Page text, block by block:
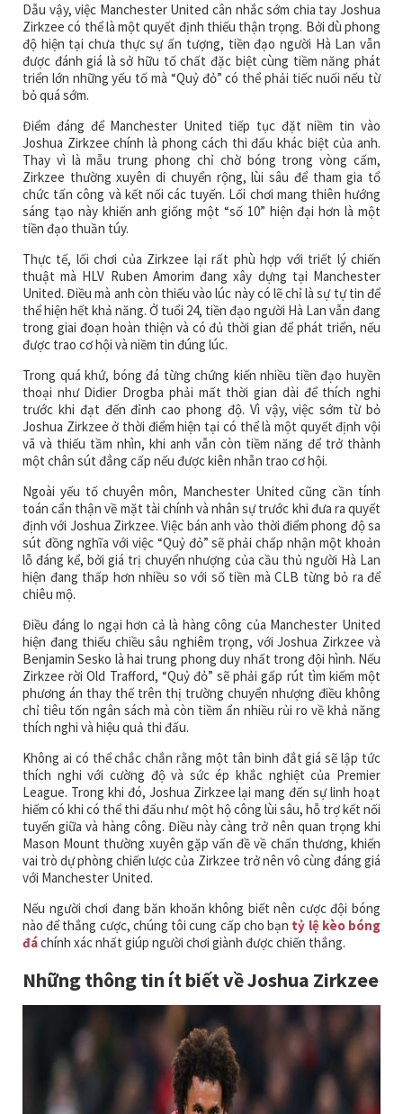
Dẫu vậy, việc Manchester United cân nhắc sớm chia tay Joshua
Zirkzee có thể là một quyết định thiếu thận trọng. Bởi dù phong
độ hiện tại chưa thực sự ấn tượng, tiền đạo người Hà Lan vẫn
được đánh giá là sở hữu tố chất đặc biệt cùng tiềm năng phát
triển lớn những yếu tố mà “Quỷ đỏ” có thể phải tiếc nuối nếu từ
bỏ quá sớm.
Điểm đáng để Manchester United tiếp tục đặt niềm tin vào
Joshua Zirkzee chính là phong cách thi đấu khác biệt của anh.
Thay vì là mẫu trung phong chỉ chờ bóng trong vòng cấm,
Zirkzee thường xuyên di chuyển rộng, lùi sâu để tham gia tổ
chức tấn công và kết nối các tuyến. Lối chơi mang thiên hướng
sáng tạo này khiến anh giống một “số 10” hiện đại hơn là một
tiền đạo thuần túy.
Thực tế, lối chơi của Zirkzee lại rất phù hợp với triết lý chiến
thuật mà HLV Ruben Amorim đang xây dựng tại Manchester
United. Điều mà anh còn thiếu vào lúc này có lẽ chỉ là sự tự tin để
thể hiện hết khả năng. Ở tuổi 24, tiền đạo người Hà Lan vẫn đang
trong giai đoạn hoàn thiện và có đủ thời gian để phát triển, nếu
được trao cơ hội và niềm tin đúng lúc.
Trong quá khứ, bóng đá từng chứng kiến nhiều tiền đạo huyền
thoại như Didier Drogba phải mất thời gian dài để thích nghi
trước khi đạt đến đỉnh cao phong độ. Vì vậy, việc sớm từ bỏ
Joshua Zirkzee ở thời điểm hiện tại có thể là một quyết định vội
vã và thiếu tầm nhìn, khi anh vẫn còn tiềm năng để trở thành
một chân sút đẳng cấp nếu được kiên nhẫn trao cơ hội.
Ngoài yếu tố chuyên môn, Manchester United cũng cần tính
toán cẩn thận về mặt tài chính và nhân sự trước khi đưa ra quyết
định với Joshua Zirkzee. Việc bán anh vào thời điểm phong độ sa
sút đồng nghĩa với việc “Quỷ đỏ” sẽ phải chấp nhận một khoản
lỗ đáng kể, bởi giá trị chuyển nhượng của cầu thủ người Hà Lan
hiện đang thấp hơn nhiều so với số tiền mà CLB từng bỏ ra để
chiêu mộ.
Điều đáng lo ngại hơn cả là hàng công của Manchester United
hiện đang thiếu chiều sâu nghiêm trọng, với Joshua Zirkzee và
Benjamin Sesko là hai trung phong duy nhất trong đội hình. Nếu
Zirkzee rời Old Trafford, “Quỷ đỏ” sẽ phải gấp rút tìm kiếm một
phương án thay thế trên thị trường chuyển nhượng điều không
chỉ tiêu tốn ngân sách mà còn tiềm ẩn nhiều rủi ro về khả năng
thích nghi và hiệu quả thi đấu.
Không ai có thể chắc chắn rằng một tân binh đắt giá sẽ lập tức
thích nghi với cường độ và sức ép khắc nghiệt của Premier
League. Trong khi đó, Joshua Zirkzee lại mang đến sự linh hoạt
hiếm có khi có thể thi đấu như một hộ công lùi sâu, hỗ trợ kết nối
tuyến giữa và hàng công. Điều này càng trở nên quan trọng khi
Mason Mount thường xuyên gặp vấn đề về chấn thương, khiến
vai trò dự phòng chiến lược của Zirkzee trở nên vô cùng đáng giá
với Manchester United.
Nếu người chơi đang băn khoăn không biết nên cược đội bóng
nào để thắng cược, chúng tôi cung cấp cho bạn tỷ lệ kèo bóng
đáchính xác nhất giúp người chơi giành được chiến thắng.
Những thông tin ít biết về Joshua Zirkzee